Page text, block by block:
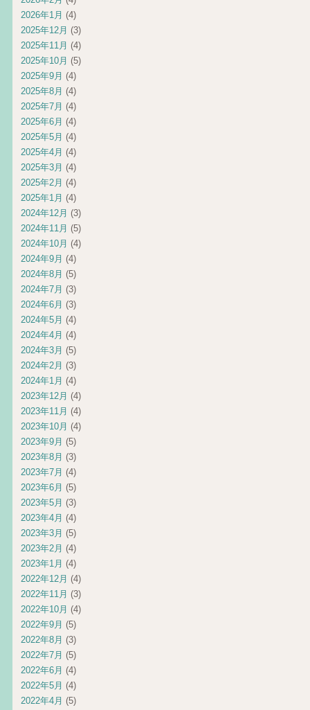
2026年1月 (4)
2025年12月 (3)
2025年11月 (4)
2025年10月 (5)
2025年9月 (4)
2025年8月 (4)
2025年7月 (4)
2025年6月 (4)
2025年5月 (4)
2025年4月 (4)
2025年3月 (4)
2025年2月 (4)
2025年1月 (4)
2024年12月 (3)
2024年11月 (5)
2024年10月 (4)
2024年9月 (4)
2024年8月 (5)
2024年7月 (3)
2024年6月 (3)
2024年5月 (4)
2024年4月 (4)
2024年3月 (5)
2024年2月 (3)
2024年1月 (4)
2023年12月 (4)
2023年11月 (4)
2023年10月 (4)
2023年9月 (5)
2023年8月 (3)
2023年7月 (4)
2023年6月 (5)
2023年5月 (3)
2023年4月 (4)
2023年3月 (5)
2023年2月 (4)
2023年1月 (4)
2022年12月 (4)
2022年11月 (3)
2022年10月 (4)
2022年9月 (5)
2022年8月 (3)
2022年7月 (5)
2022年6月 (4)
2022年5月 (4)
2022年4月 (5)